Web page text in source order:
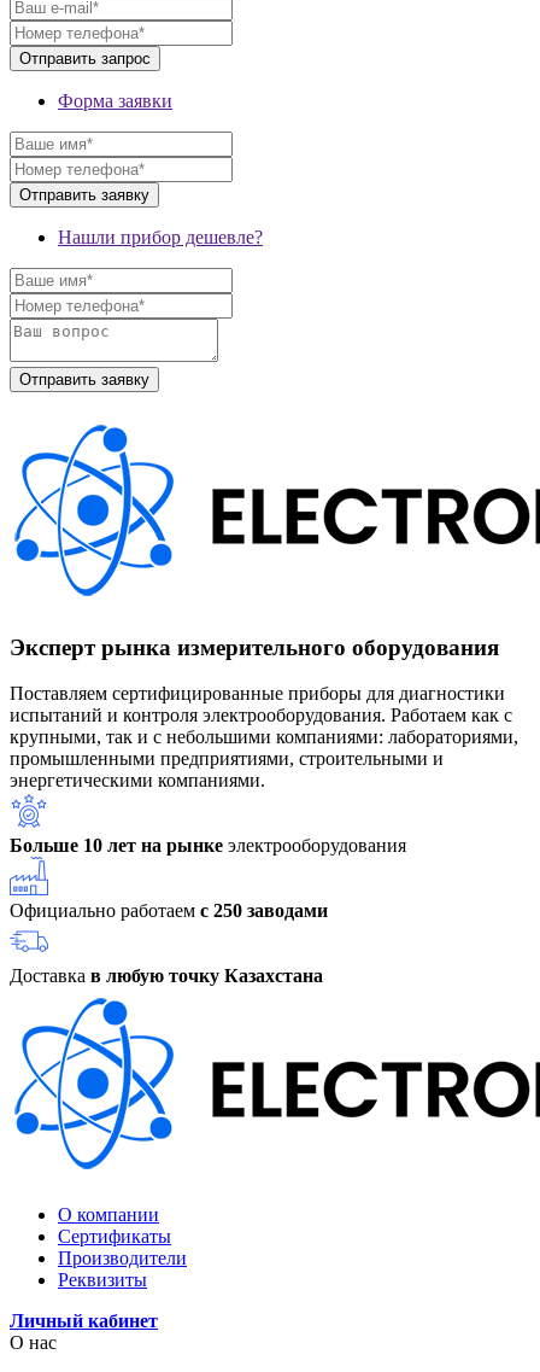
Форма заявки
Нашли прибор дешевле?
Эксперт рынка измерительного оборудования
Поставляем сертифицированные приборы для диагностики
испытаний и контроля электрооборудования. Работаем как с
крупными, так и с небольшими компаниями: лабораториями,
промышленными предприятиями, строительными и
энергетическими компаниями.
Больше 10 лет на рынке электрооборудования
Официально работаем с 250 заводами
Доставка в любую точку Казахстана
О компании
Сертификаты
Производители
Реквизиты
Личный кабинет
О нас